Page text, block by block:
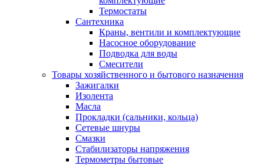
Термостаты
Сантехника
Краны, вентили и комплектующие
Насосное оборудование
Подводка для воды
Смесители
Товары хозяйственного и бытового назначения
Зажигалки
Изолента
Масла
Прокладки (сальники, кольца)
Сетевые шнуры
Смазки
Стабилизаторы напряжения
Термометры бытовые